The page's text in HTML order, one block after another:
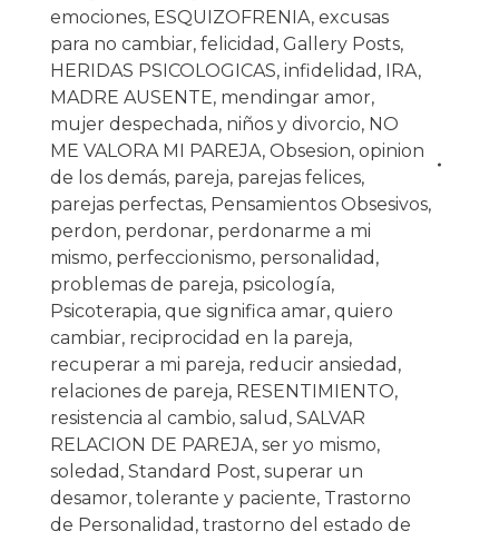
emociones, ESQUIZOFRENIA, excusas
para no cambiar, felicidad , Gallery Posts,
HERIDAS PSICOLOGICAS, infidelidad , IRA,
MADRE AUSENTE, mendingar amor,
mujer despechada, niños y divorcio, NO
ME VALORA MI PAREJA, Obsesion, opinion
de los demás, pareja, parejas felices,
parejas perfectas, Pensamientos Obsesivos,
perdon, perdonar, perdonarme a mi
mismo, perfeccionismo, personalidad ,
problemas de pareja, psicología,
Psicoterapia, que significa amar, quiero
cambiar, reciprocidad en la pareja,
recuperar a mi pareja, reducir ansiedad ,
relaciones de pareja, RESENTIMIENTO,
resistencia al cambio, salud , SALVAR
RELACION DE PAREJA, ser yo mismo,
soledad , Standard Post, superar un
desamor, tolerante y paciente, Trastorno
de Personalidad , trastorno del estado de